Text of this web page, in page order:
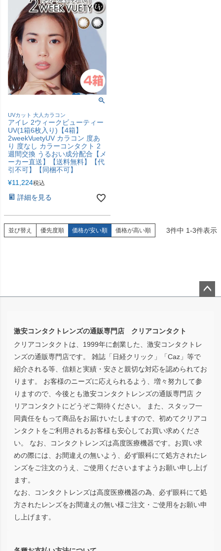
UVカット 大人カラコン
アイレ 2ウィークビューティー
UV(1箱6枚入り)【4箱】
2weekVuetyUV カラコン 度あ
り 度なし カラーコンタクト 2
週間交換 うるおい成分配合【メ
ーカー直送】【送料無料】【代
引不可】【同梱不可】
¥11,224税込
詳細を見る
並び替え 優先度順 価格が安い順 価格が高い順 3件中 1-3件表示
激安コンタクトレンズの通販専門店 クリアコンタクト
クリアコンタクトは、1999年に創業した、激安コンタクトレ
ンズの通販専門店です。 雑誌「日経クリック」「Caz」等で
紹介される等、信頼と実績・安さと親切な対応を認められてお
ります。 お客様のニーズに応えられるよう、増々努力して参
りますので、今後とも激安コンタクトレンズの通販専門店 ク
リアコンタクトにどうぞご期待ください。 また、スタッフ一
同責任をもって商品をお届けいたしますので、初めてクリアコ
ンタクトをご利用されるお客様も安心してお買い求めくださ
い。 なお、コンタクトレンズは高度医療機器です。お買い求
めの際には、お間違えの無いよう、必ず眼科にて処方されたレ
ンズをご注文のうえ、ご使用くださいますようお願い申し上げ
ます。
なお、コンタクトレンズは高度医療機器の為、必ず眼科にて処
方されたレンズをお間違えの無い様ご注文・ご使用をお願い申
し上げます。